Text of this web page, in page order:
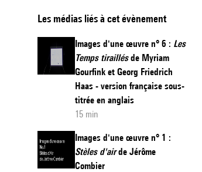
Les médias liés à cet évènement
Images d'une œuvre n° 6 : Les
Temps tiraillésde Myriam
Gourfink et Georg Friedrich
Haas - version française sous-
titrée en anglais
15 min
Images d'une œuvre n° 1 :
Stèles d'airde Jérôme
Combier